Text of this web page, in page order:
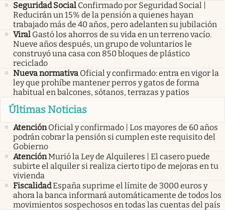
Seguridad Social Confirmado por Seguridad Social |
Reducirán un 15% de la pensión a quienes hayan
trabajado más de 40 años, pero adelanten su jubilación
Viral Gastó los ahorros de su vida en un terreno vacío.
Nueve años después, un grupo de voluntarios le
construyó una casa con 850 bloques de plástico
reciclado
Nueva normativa Oficial y confirmado: entra en vigor la
ley que prohíbe mantener perros y gatos de forma
habitual en balcones, sótanos, terrazas y patios
Últimas Noticias
Atención Oficial y confirmado | Los mayores de 60 años
podrán cobrar la pensión si cumplen este requisito del
Gobierno
AtenciónMurió la Ley de Alquileres | El casero puede
subirte el alquiler si realiza cierto tipo de mejoras en tu
vivienda
FiscalidadEspaña suprime el límite de 3000 euros y
ahora la banca informará automáticamente de todos los
movimientos sospechosos en todas las cuentas del país